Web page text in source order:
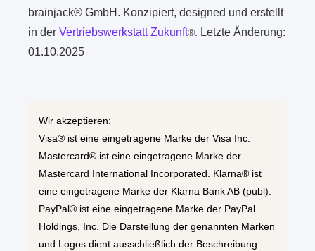
brainjack® GmbH. Konzipiert, designed und erstellt
in derVertriebswerkstatt Zukunft®. Letzte Änderung:
01.10.2025
Wir akzeptieren:
Visa® ist eine eingetragene Marke der Visa Inc.
Mastercard® ist eine eingetragene Marke der
Mastercard International Incorporated. Klarna® ist
eine eingetragene Marke der Klarna Bank AB (publ).
PayPal® ist eine eingetragene Marke der PayPal
Holdings, Inc. Die Darstellung der genannten Marken
und Logos dient ausschließlich der Beschreibung